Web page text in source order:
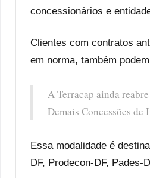
concessionários e
Clientes com contratos
em norma, também
A Terracap ainda
Demais Concessões de
Essa modalidade é
DF, Prodecon-DF, Pades-